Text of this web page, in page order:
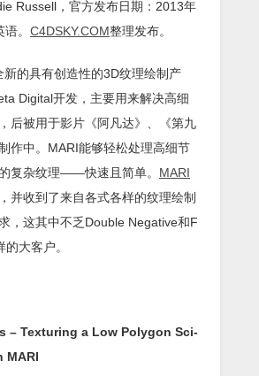
Russell，官方发布日期：2013年
。 C4DSKY.COM整理发布。
新的具有创造性的3D纹理绘制产
Digital开发，主要用来解决高细
后被用于影片《阿凡达》、《第九
作中。MARI能够轻松处理高细节
复杂纹理——快速且简单。 MARI
并收到了来自各式各样的纹理绘制
，这其中不乏Double Negative和F
大客户。
– Texturing a Low Polygon Sci-
MARI